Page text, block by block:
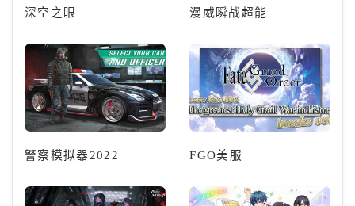
深空之眼 漫威瞬战超能
警察模拟器2022 FGO美服